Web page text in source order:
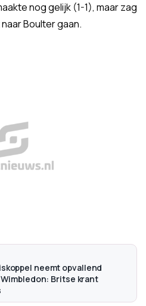
nog gelijk (1-1), maar zag
Boulter gaan.
neemt opvallend
Britse krant